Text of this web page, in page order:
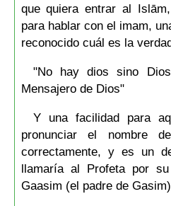
que quiera entrar al
para hablar con el imam,
reconocido cuál es la
"No hay dios sino
Mensajero de Dios"
Y una facilidad para
pronunciar el nombre
correctamente, y es un
llamaría al Profeta por
Gaasim (el padre de